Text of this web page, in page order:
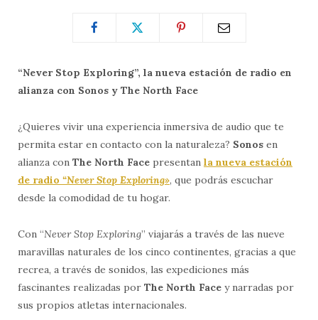
“Never Stop Exploring”, la nueva estación de radio en
alianza con Sonos y The North Face
¿Quieres vivir una experiencia inmersiva de audio que te
permita estar en contacto con la naturaleza? Sonos en
alianza con The North Face presentan la nueva estación
de radio “Never Stop Exploring», que podrás escuchar
desde la comodidad de tu hogar.
Con “Never Stop Exploring” viajarás a través de las nueve
maravillas naturales de los cinco continentes, gracias a que
recrea, a través de sonidos, las expediciones más
fascinantes realizadas por The North Face y narradas por
sus propios atletas internacionales.